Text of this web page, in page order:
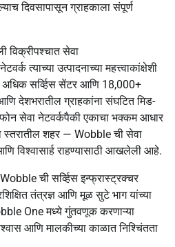
दिवसापासून ग्राहकाला संपूर्ण
विक्रीपश्चात सेवा
त्याच्या उत्पादनाच्या महत्त्वाकांक्षेशी
सर्व्हिस सेंटर आणि 18,000+
देशभरातील ग्राहकांना संघटित मिड-
सेवा नेटवर्कपैकी एकाचा भक्कम आधार
स्तरातील शहर — Wobble ची सेवा
विश्वासार्ह राहण्यासाठी आखलेली आहे.
ची सर्व्हिस इन्फ्रास्ट्रक्चर
तंत्रज्ञ आणि मूळ सुटे भाग यांच्या
One मध्ये गुंतवणूक करणाऱ्या
आणि मालकीच्या काळात निश्चिंतता